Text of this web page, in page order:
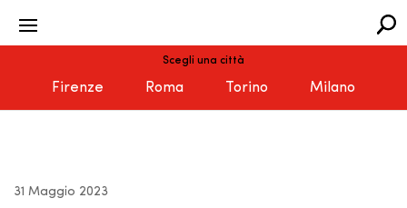
Scegli una città
Firenze Roma Torino Milano
31 Maggio 2023